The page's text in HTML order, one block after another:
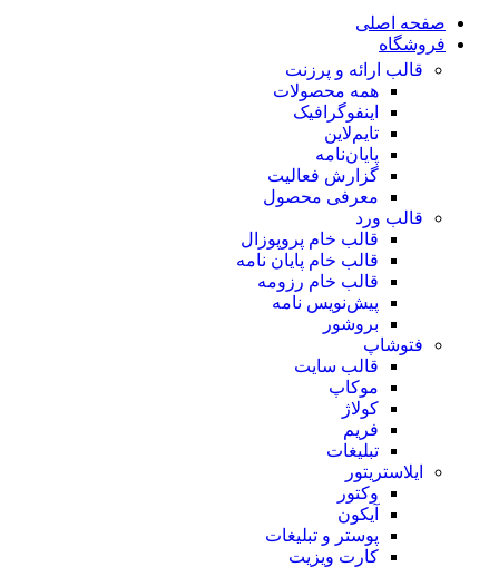
صفحه اصلی
فروشگاه
قالب ارائه و پرزنت
همه محصولات
اینفوگرافیک
تایم‌لاین
پایان‌نامه
گزارش فعالیت
معرفی محصول
قالب ورد
قالب خام پروپوزال
قالب خام پایان نامه
قالب خام رزومه
پیش‌نویس نامه
بروشور
فتوشاپ
قالب سایت
موکاپ
کولاژ
فریم
تبلیغات
ایلاستریتور
وکتور
آیکون
پوستر و تبلیغات
کارت ویزیت